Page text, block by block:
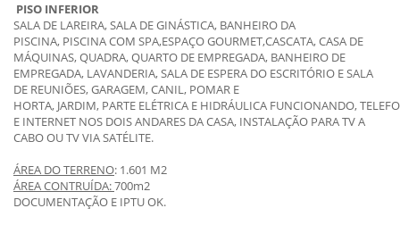
PISO INFERIOR
SALA DE LAREIRA, SALA DE GINÁSTICA, BANHEIRO DA
PISCINA, PISCINA COM SPA,ESPAÇO GOURMET,CASCATA, CASA DE
MÁQUINAS, QUADRA, QUARTO DE EMPREGADA, BANHEIRO DE
EMPREGADA, LAVANDERIA, SALA DE ESPERA DO ESCRITÓRIO E SALA
DE REUNIÕES, GARAGEM, CANIL, POMAR E
HORTA, JARDIM, PARTE ELÉTRICA E HIDRÁULICA FUNCIONANDO,
E INTERNET NOS DOIS ANDARES DA CASA, INSTALAÇÃO PARA TV A
CABO OU TV VIA SATÉLITE.
ÁREA DO TERRENO: 1.601 M2
ÁREACONTRUÍDA:700m2
DOCUMENTAÇÃO E IPTU OK.